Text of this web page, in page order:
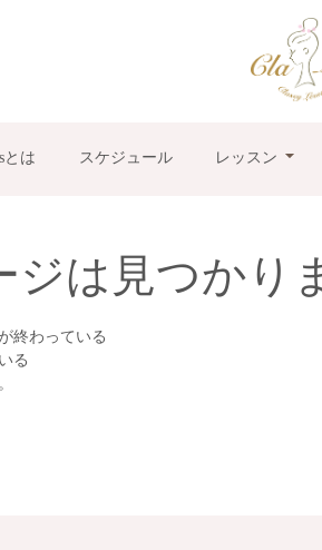
とは スケジュール レッスン
は見つかり
終わっている
る